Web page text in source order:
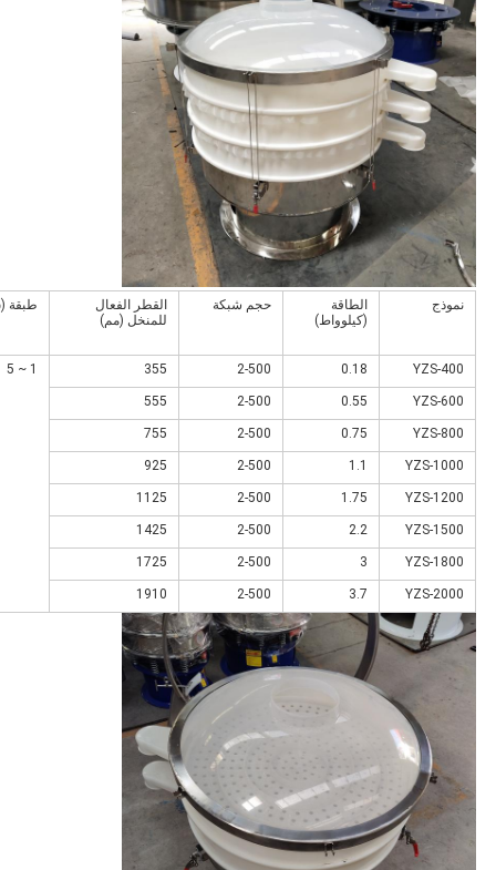
نموذج
الطاقة
(كيلوواط)
حجم شبكة
القطر الفعال
للمنخل (مم)
طبقة
YZS-400
0.18
2-500
355
1 ~ 5
YZS-600
0.55
2-500
555
YZS-800
0.75
2-500
755
YZS-1000
1.1
2-500
925
YZS-1200
1.75
2-500
1125
YZS-1500
2.2
2-500
1425
YZS-1800
3
2-500
1725
YZS-2000
3.7
2-500
1910